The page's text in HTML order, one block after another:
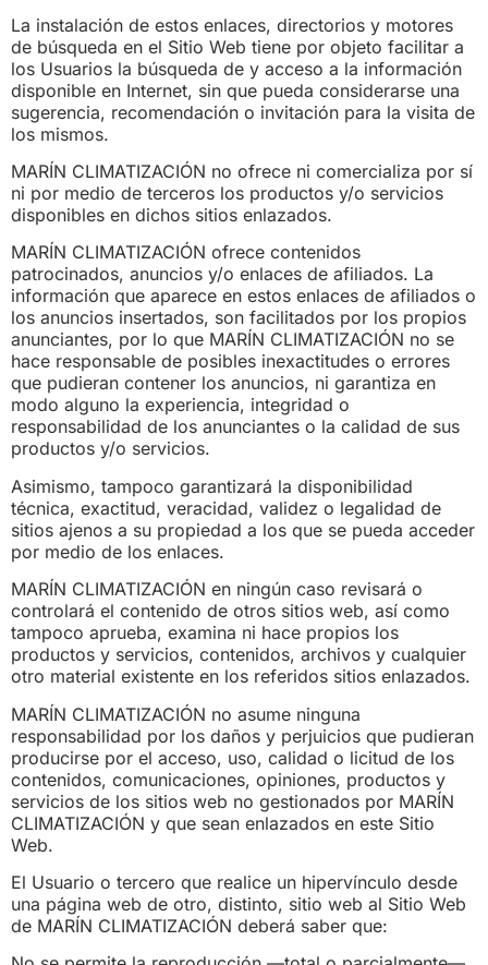
La instalación de estos enlaces, directorios y motores
de búsqueda en el Sitio Web tiene por objeto facilitar a
los Usuarios la búsqueda de y acceso a la información
disponible en Internet, sin que pueda considerarse una
sugerencia, recomendación o invitación para la visita de
los mismos.
MARÍN CLIMATIZACIÓN no ofrece ni comercializa por sí
ni por medio de terceros los productos y/o servicios
disponibles en dichos sitios enlazados.
MARÍN CLIMATIZACIÓN ofrece contenidos
patrocinados, anuncios y/o enlaces de afiliados. La
información que aparece en estos enlaces de afiliados o
los anuncios insertados, son facilitados por los propios
anunciantes, por lo que MARÍN CLIMATIZACIÓN no se
hace responsable de posibles inexactitudes o errores
que pudieran contener los anuncios, ni garantiza en
modo alguno la experiencia, integridad o
responsabilidad de los anunciantes o la calidad de sus
productos y/o servicios.
Asimismo, tampoco garantizará la disponibilidad
técnica, exactitud, veracidad, validez o legalidad de
sitios ajenos a su propiedad a los que se pueda acceder
por medio de los enlaces.
MARÍN CLIMATIZACIÓN en ningún caso revisará o
controlará el contenido de otros sitios web, así como
tampoco aprueba, examina ni hace propios los
productos y servicios, contenidos, archivos y cualquier
otro material existente en los referidos sitios enlazados.
MARÍN CLIMATIZACIÓN no asume ninguna
responsabilidad por los daños y perjuicios que pudieran
producirse por el acceso, uso, calidad o licitud de los
contenidos, comunicaciones, opiniones, productos y
servicios de los sitios web no gestionados por MARÍN
CLIMATIZACIÓN y que sean enlazados en este Sitio
Web.
El Usuario o tercero que realice un hipervínculo desde
una página web de otro, distinto, sitio web al Sitio Web
de MARÍN CLIMATIZACIÓN deberá saber que: